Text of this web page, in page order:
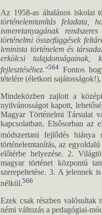
Az 1958-as általános iskolai
történelemtanítás feladata,
ismeretanyagának
történelmi összefüggések
leninista történelem és
erkölcsi tulajdonságainak,
fejlesztéséhez."564 Fontos
tételére (életkori
Mindeközben zajlott a
nyilvánosságot kapott,
Magyar Történelmi Társulat
kapcsolatban. Elsősorban az
módszertani fejlődés hiánya
történelemtanítás, az
előtérbe helyezése. 2.
magyar történet központú
szerepeltetése. 3. A jelennek
nélkül.566
Ezek csak részben valósultak
némi változás a pedagógiai-